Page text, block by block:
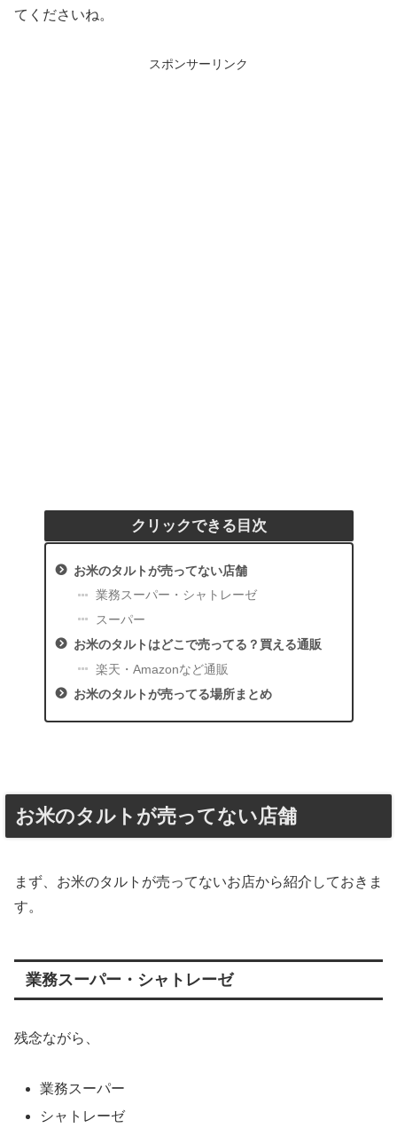
てくださいね。
スポンサーリンク
クリックできる目次
お米のタルトが売ってない店舗
業務スーパー・シャトレーゼ
スーパー
お米のタルトはどこで売ってる？買える通販
楽天・Amazonなど通販
お米のタルトが売ってる場所まとめ
お米のタルトが売ってない店舗
まず、お米のタルトが売ってないお店から紹介しておきま
す。
業務スーパー・シャトレーゼ
残念ながら、
業務スーパー
シャトレーゼ